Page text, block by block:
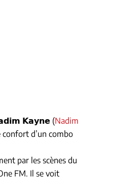
𝗞𝗮𝘆𝗻𝗲 (Nadim
d’un combo
par les scènes du
FM. Il se voit